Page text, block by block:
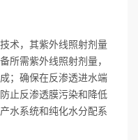
术，其紫外线照射剂量
所需紫外线照射剂量，
；确保在反渗透进水端
止反渗透膜污染和降低
水系统和纯化水分配系